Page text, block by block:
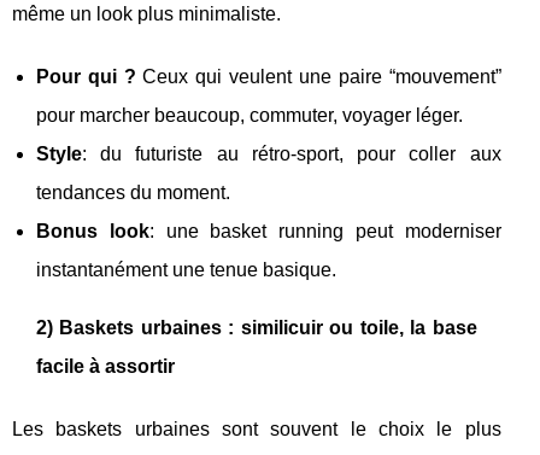
même un look plus minimaliste.
Pour qui ? Ceux qui veulent une paire “mouvement”
pour marcher beaucoup, commuter, voyager léger.
Style: du futuriste au rétro-sport, pour coller aux
tendances du moment.
Bonus look: une basket running peut moderniser
instantanément une tenue basique.
2) Baskets urbaines : similicuir ou toile, la base
facile à assortir
Les baskets urbaines sont souvent le choix le plus